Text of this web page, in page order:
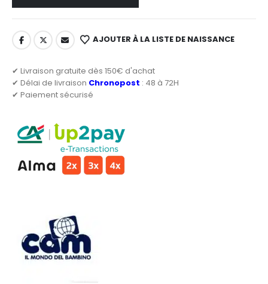
AJOUTER À LA LISTE DE NAISSANCE
✔ Livraison gratuite dès 150€ d'achat
✔ Délai de livraison Chronopost : 48 à 72H
✔ Paiement sécurisé